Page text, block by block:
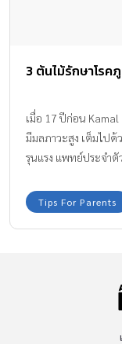
3 ต้นไม้รักษาโรค
เมื่อ 17 ปีก่อน
มีมลภาวะสูง เต็มไปด้
รุนแรง แพทย์ประจำ
Tips For Parents